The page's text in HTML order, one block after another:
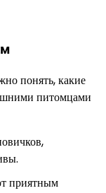
понять, какие
питомцами
приятным